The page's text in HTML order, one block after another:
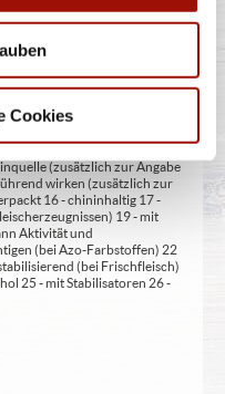
Cookies
produktinformationen
3 - mit
en (bei Fleischerzeugnissen)
(zusätzlich zur Angabe
wirken (zusätzlich zur
16 - chininhaltig 17 -
19 - mit
Aktivität und
(bei Azo-Farbstoffen) 22
(bei Frischfleisch)
25 - mit Stabilisatoren 26 -